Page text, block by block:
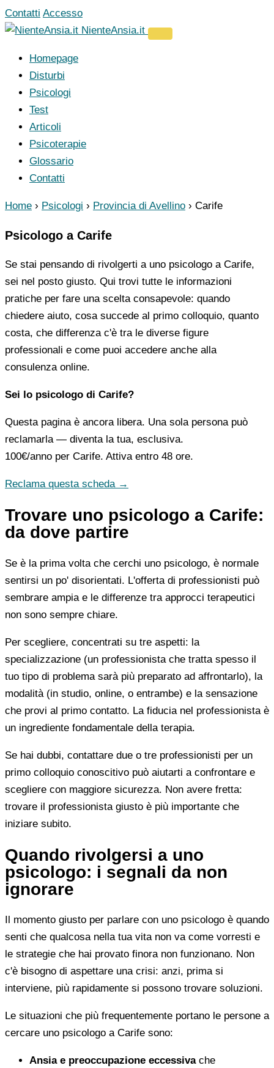
Vai
al
Contatti Accesso
NienteAnsia.it
Homepage
Disturbi
Psicologi
Test
Articoli
Psicoterapie
Glossario
Contatti
Home › Psicologi › Provincia di Avellino › Carife
Psicologo a Carife
Se stai pensando di rivolgerti a uno psicologo a Carife,
sei nel posto giusto. Qui trovi tutte le informazioni
pratiche per fare una scelta consapevole: quando
chiedere aiuto, cosa succede al primo colloquio, quanto
costa, che differenza c'è tra le diverse figure
professionali e come puoi accedere anche alla
consulenza online.
Sei lo psicologo di Carife?
Questa pagina è ancora libera. Una sola persona può
reclamarla — diventa la tua, esclusiva.
100€/anno per Carife. Attiva entro 48 ore.
Reclama questa scheda →
Trovare uno psicologo a Carife:
da dove partire
Se è la prima volta che cerchi uno psicologo, è normale
sentirsi un po' disorientati. L'offerta di professionisti può
sembrare ampia e le differenze tra approcci terapeutici
non sono sempre chiare.
Per scegliere, concentrati su tre aspetti: la
specializzazione (un professionista che tratta spesso il
tuo tipo di problema sarà più preparato ad affrontarlo), la
modalità (in studio, online, o entrambe) e la sensazione
che provi al primo contatto. La fiducia nel professionista è
un ingrediente fondamentale della terapia.
Se hai dubbi, contattare due o tre professionisti per un
primo colloquio conoscitivo può aiutarti a confrontare e
scegliere con maggiore sicurezza. Non avere fretta:
trovare il professionista giusto è più importante che
iniziare subito.
Quando rivolgersi a uno
psicologo: i segnali da non
ignorare
Il momento giusto per parlare con uno psicologo è quando
senti che qualcosa nella tua vita non va come vorresti e
le strategie che hai provato finora non funzionano. Non
c'è bisogno di aspettare una crisi: anzi, prima si
interviene, più rapidamente si possono trovare soluzioni.
Le situazioni che più frequentemente portano le persone a
cercare uno psicologo a Carife sono:
Ansia e preoccupazione eccessivache